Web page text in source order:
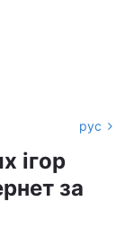
рус
ігор
за